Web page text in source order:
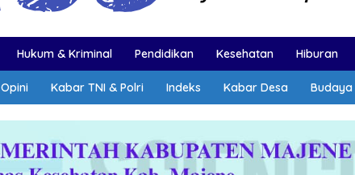
Hukum & Kriminal Pendidikan Kesehatan Hiburan
Opini Kabar TNI & Polri Indeks Kabar Desa Budaya